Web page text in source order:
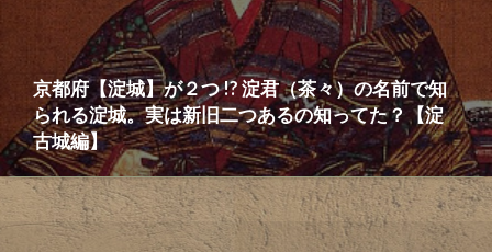
京都府【淀城】が２つ !? 淀君（茶々）の名前で知
られる淀城。実は新旧二つあるの知ってた？【淀
古城編】